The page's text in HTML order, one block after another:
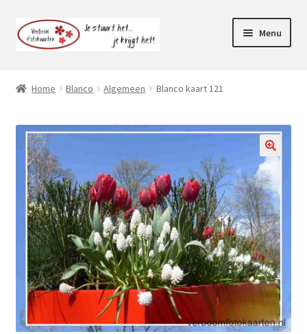
Ga
door
Ga
naar
Menu
Mijn account
Home Blanco Algemeen Blanco kaart 121